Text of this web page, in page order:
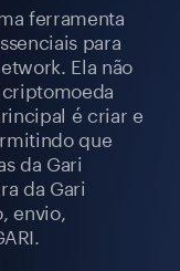
ferramenta
para
Ela não
é criar e
que
da Gari
da Gari
envio,